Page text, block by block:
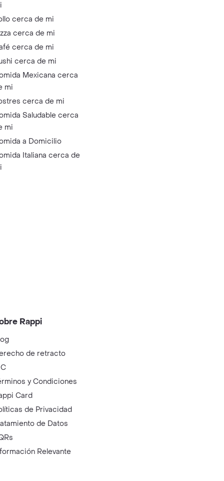
cerca de mi
cerca de mi
cerca de mi
cerca de mi
Mexicana cerca
mi
cerca de mi
Saludable cerca
mi
a Domicilio
Italiana cerca de
Rappi
de retracto
y Condiciones
Card
de Privacidad
de Datos
Relevante